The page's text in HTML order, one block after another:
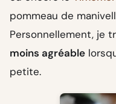
pommeau de
Personnellement, je
moins agréable
petite.